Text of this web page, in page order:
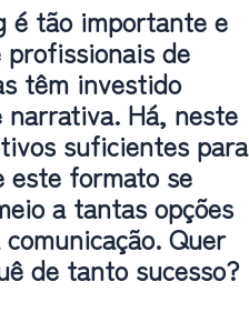
é tão importante e
de
têm investido
Há, neste
suficientes para
este formato se
a tantas opções
Quer
de tanto sucesso?